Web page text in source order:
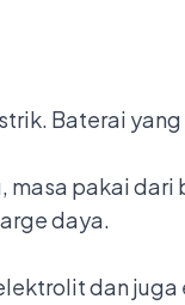
Baterai
pakai dari
daya.
dan